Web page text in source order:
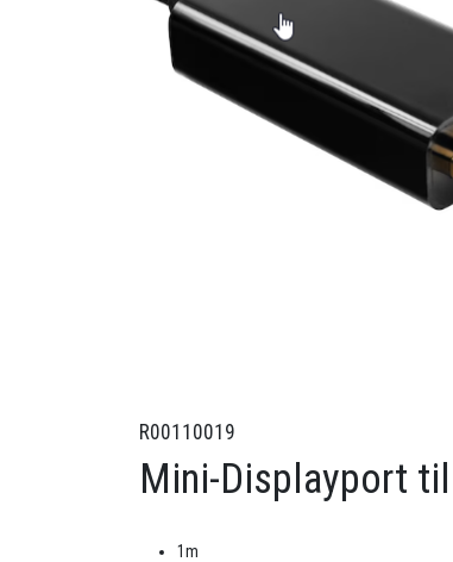
R00110019
Mini-Displayport
1m